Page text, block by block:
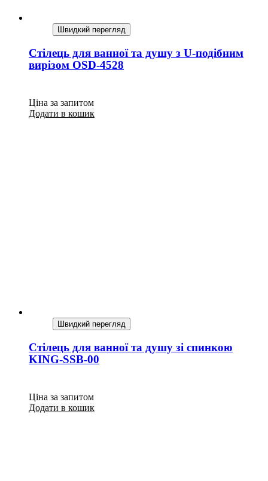
Швидкий перегляд
Стілець для ванної та душу з U-подібним
вирізом OSD-4528
Ціна за запитом
Додати в кошик
Швидкий перегляд
Стілець для ванної та душу зі спинкою
KING-SSB-00
Ціна за запитом
Додати в кошик